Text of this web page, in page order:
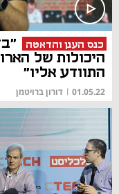
כנס הענן והדאטה
היכולות של
התוודע אליו"
01.05.22
| דורון ברויטמן